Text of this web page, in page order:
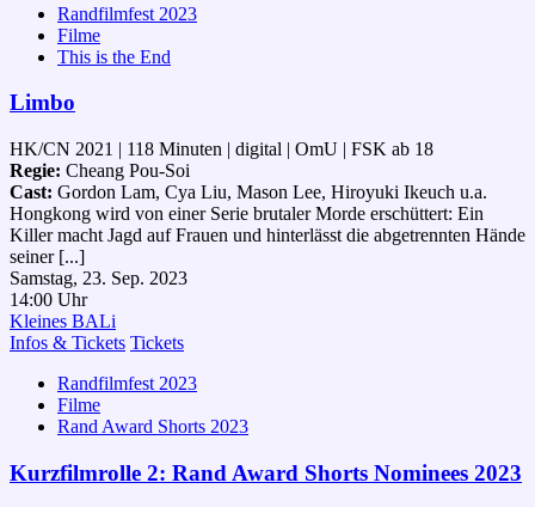
Randfilmfest 2023
Filme
This is the End
Limbo
HK/CN 2021 | 118 Minuten | digital | OmU | FSK ab 18
Regie: Cheang Pou-Soi
Cast: Gordon Lam, Cya Liu, Mason Lee, Hiroyuki Ikeuch u.a.
Hongkong wird von einer Serie brutaler Morde erschüttert: Ein
Killer macht Jagd auf Frauen und hinterlässt die abgetrennten Hände
seiner [...]
Samstag, 23. Sep. 2023
14:00 Uhr
Kleines BALi
Infos & Tickets Tickets
Randfilmfest 2023
Filme
Rand Award Shorts 2023
Kurzfilmrolle 2: Rand Award Shorts Nominees 2023